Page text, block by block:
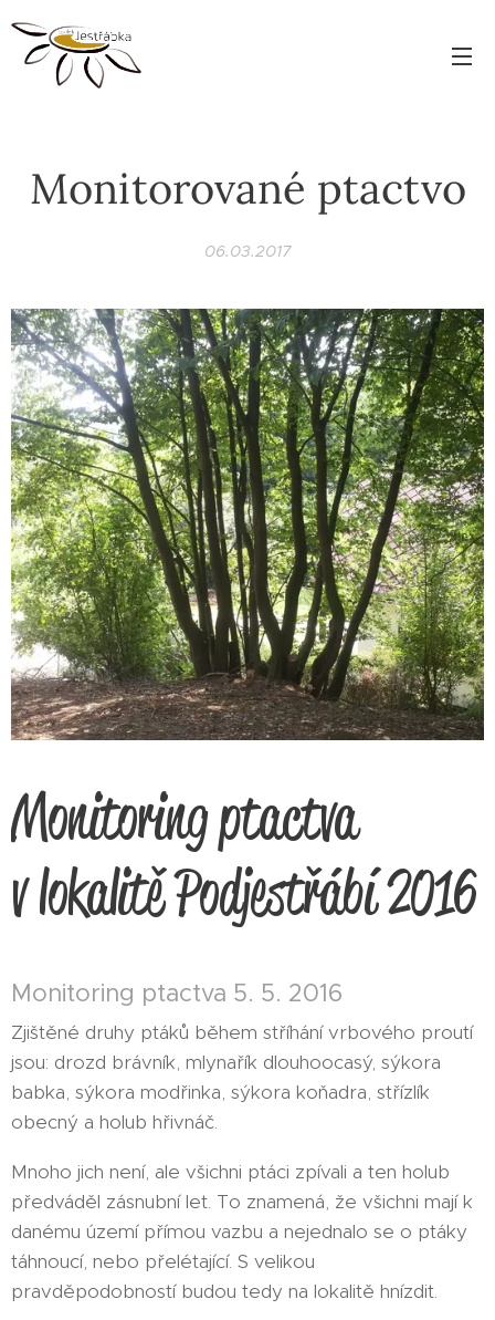
Monitorované ptactvo
06.03.2017
Monitoring ptactva
v lokalitě Podjestřábí 2016
Monitoring ptactva 5. 5. 2016
Zjištěné druhy ptáků během stříhání vrbového proutí
jsou: drozd brávník, mlynařík dlouhoocasý, sýkora
babka, sýkora modřinka, sýkora koňadra, střízlík
obecný a holub hřivnáč.
Mnoho jich není, ale všichni ptáci zpívali a ten holub
předváděl zásnubní let. To znamená, že všichni mají k
danému území přímou vazbu a nejednalo se o ptáky
táhnoucí, nebo přelétající. S velikou
pravděpodobností budou tedy na lokalitě hnízdit.